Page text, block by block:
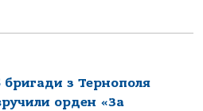
бригади з Тернополя
орден «За